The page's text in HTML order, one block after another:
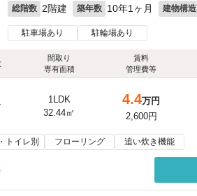
総階数 2階建 築年数 10年1ヶ月 建物構造
駐車場あり 駐輪場あり
間取り
専有面積
賃料
管理費等
1LDK
32.44㎡
4.4万円
2,600円
トイレ別 フローリング 追い炊き機能